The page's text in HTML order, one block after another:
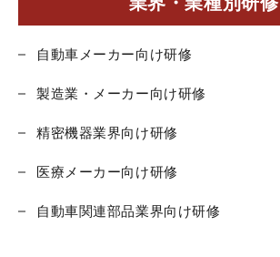
自動車メーカー向け研修
製造業・メーカー向け研修
精密機器業界向け研修
医療メーカー向け研修
自動車関連部品業界向け研修